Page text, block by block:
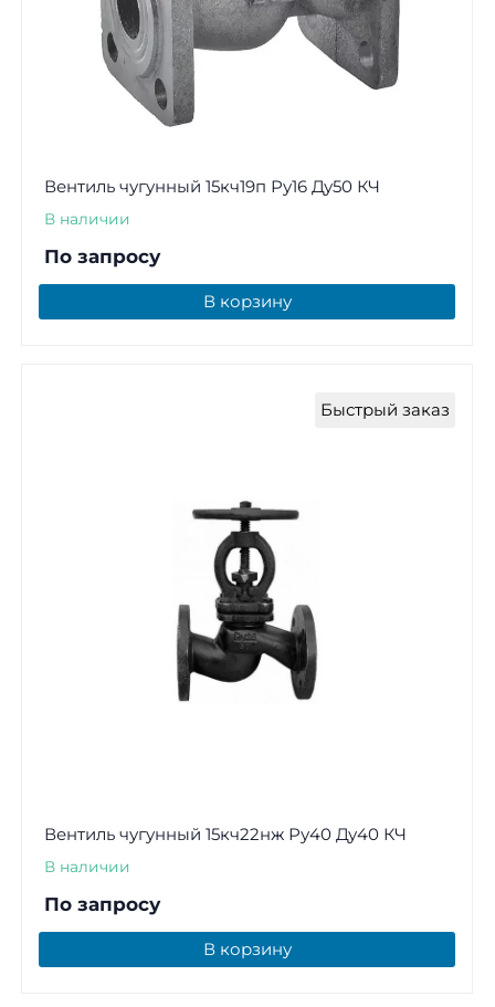
Вентиль чугунный 15кч19п Ру16 Ду50 КЧ
В наличии
По запросу
В корзину
Быстрый заказ
Вентиль чугунный 15кч22нж Ру40 Ду40 КЧ
В наличии
По запросу
В корзину